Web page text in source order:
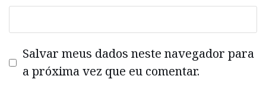
Salvar meus dados neste navegador para
a próxima vez que eu comentar.